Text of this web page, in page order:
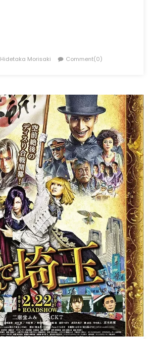
Author
Hidetaka Morisaki Comment(0)